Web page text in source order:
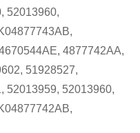
52013960,
4877742AA,
51928527,
52013959, 52013960,